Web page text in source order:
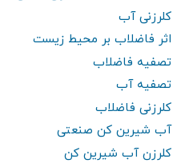
کلرزنی آب
اثر فاضلاب بر محیط زیست
تصفیه فاضلاب
تصفیه آب
کلرزنی فاضلاب
آب شیرین کن صنعتی
کلرزن آب شیرین کن